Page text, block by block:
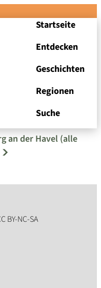
Startseite
Entdecken
Geschichten
Regionen
Suche
an der Havel (alle